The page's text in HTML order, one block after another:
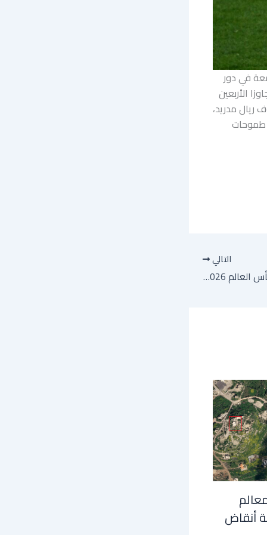
لوكا مودريتش (40 عاما) الجمعة في دور
الأربعين
ريال مدريد،
طموحات
التالي
سويسرا ضد الجزائر في كأس العالم 2026: التوقيت والقنوات الناقلة… هل يكون "الخضر" في الموعد؟
أنقاض